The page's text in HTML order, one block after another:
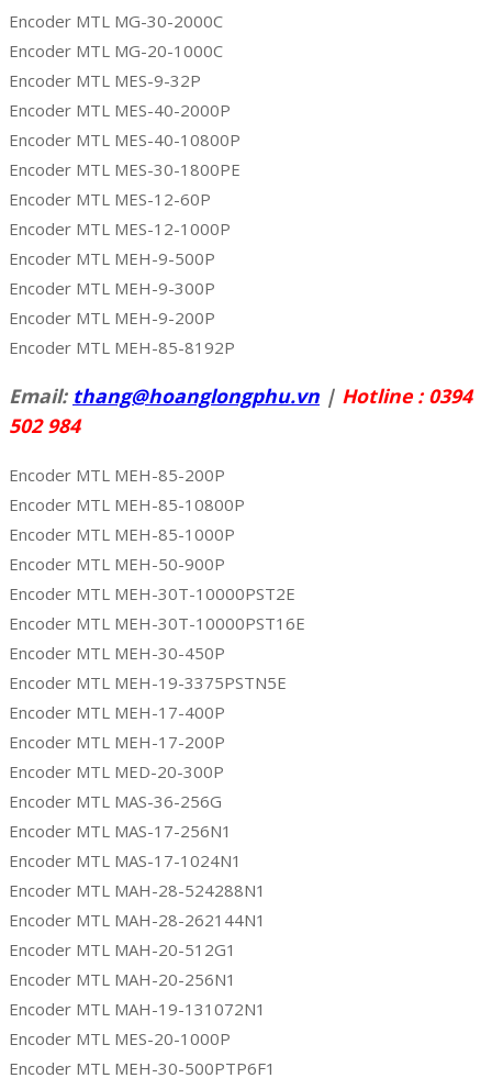
Encoder MTL MG-30-2000C
Encoder MTL MG-20-1000C
Encoder MTL MES-9-32P
Encoder MTL MES-40-2000P
Encoder MTL MES-40-10800P
Encoder MTL MES-30-1800PE
Encoder MTL MES-12-60P
Encoder MTL MES-12-1000P
Encoder MTL MEH-9-500P
Encoder MTL MEH-9-300P
Encoder MTL MEH-9-200P
Encoder MTL MEH-85-8192P
Email: thang@hoanglongphu.vn | Hotline : 0394
502 984
Encoder MTL MEH-85-200P
Encoder MTL MEH-85-10800P
Encoder MTL MEH-85-1000P
Encoder MTL MEH-50-900P
Encoder MTL MEH-30T-10000PST2E
Encoder MTL MEH-30T-10000PST16E
Encoder MTL MEH-30-450P
Encoder MTL MEH-19-3375PSTN5E
Encoder MTL MEH-17-400P
Encoder MTL MEH-17-200P
Encoder MTL MED-20-300P
Encoder MTL MAS-36-256G
Encoder MTL MAS-17-256N1
Encoder MTL MAS-17-1024N1
Encoder MTL MAH-28-524288N1
Encoder MTL MAH-28-262144N1
Encoder MTL MAH-20-512G1
Encoder MTL MAH-20-256N1
Encoder MTL MAH-19-131072N1
Encoder MTL MES-20-1000P
Encoder MTL MEH-30-500PTP6F1